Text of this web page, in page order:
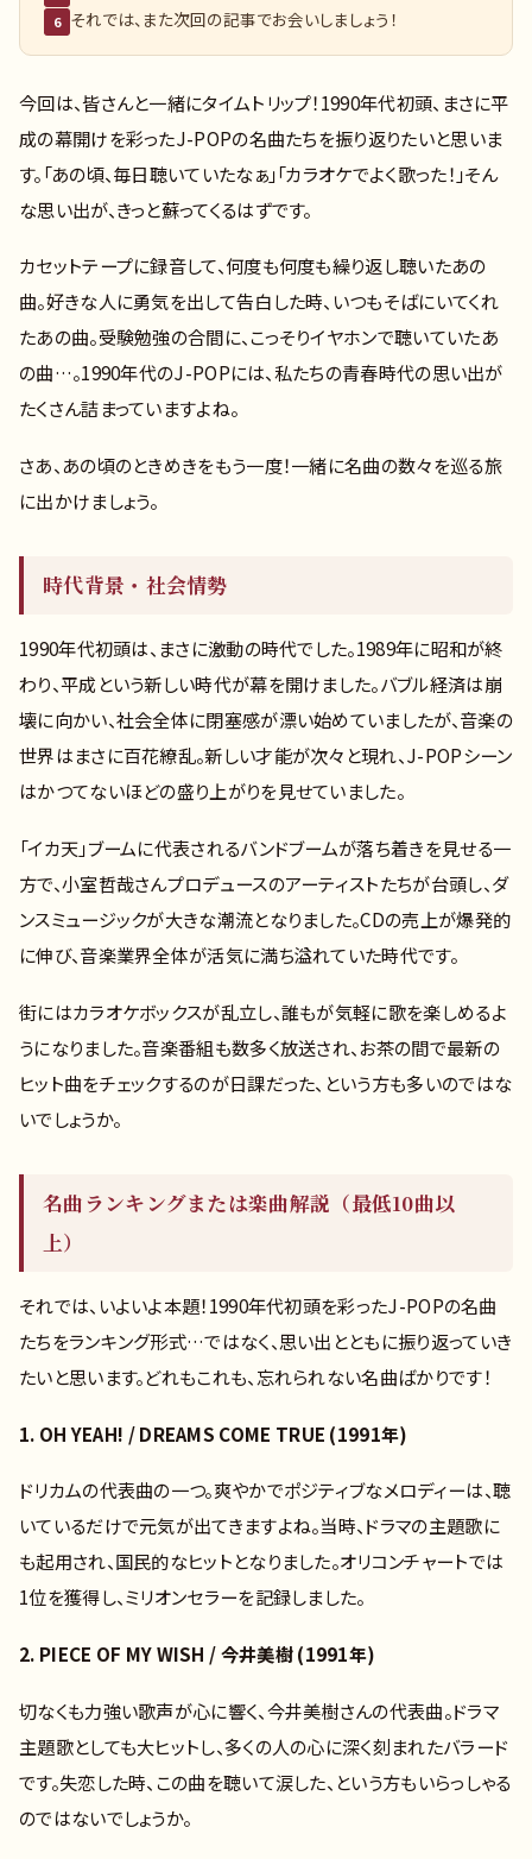
6 それでは、また次回の記事でお会いしましょう！
今回は、皆さんと一緒にタイムトリップ！1990年代初頭、まさに平
成の幕開けを彩ったJ-POPの名曲たちを振り返りたいと思いま
す。「あの頃、毎日聴いていたなぁ」「カラオケでよく歌った！」そん
な思い出が、きっと蘇ってくるはずです。
カセットテープに録音して、何度も何度も繰り返し聴いたあの
曲。好きな人に勇気を出して告白した時、いつもそばにいてくれ
たあの曲。受験勉強の合間に、こっそりイヤホンで聴いていたあ
の曲…。1990年代のJ-POPには、私たちの青春時代の思い出が
たくさん詰まっていますよね。
さあ、あの頃のときめきをもう一度！一緒に名曲の数々を巡る旅
に出かけましょう。
時代背景・社会情勢
1990年代初頭は、まさに激動の時代でした。1989年に昭和が終
わり、平成という新しい時代が幕を開けました。バブル経済は崩
壊に向かい、社会全体に閉塞感が漂い始めていましたが、音楽の
世界はまさに百花繚乱。新しい才能が次々と現れ、J-POPシーン
はかつてないほどの盛り上がりを見せていました。
「イカ天」ブームに代表されるバンドブームが落ち着きを見せる一
方で、小室哲哉さんプロデュースのアーティストたちが台頭し、ダ
ンスミュージックが大きな潮流となりました。CDの売上が爆発的
に伸び、音楽業界全体が活気に満ち溢れていた時代です。
街にはカラオケボックスが乱立し、誰もが気軽に歌を楽しめるよ
うになりました。音楽番組も数多く放送され、お茶の間で最新の
ヒット曲をチェックするのが日課だった、という方も多いのではな
いでしょうか。
名曲ランキングまたは楽曲解説（最低10曲以
上）
それでは、いよいよ本題！1990年代初頭を彩ったJ-POPの名曲
たちをランキング形式…ではなく、思い出とともに振り返っていき
たいと思います。どれもこれも、忘れられない名曲ばかりです！
1. OH YEAH! / DREAMS COME TRUE (1991年)
ドリカムの代表曲の一つ。爽やかでポジティブなメロディーは、聴
いているだけで元気が出てきますよね。当時、ドラマの主題歌に
も起用され、国民的なヒットとなりました。オリコンチャートでは
1位を獲得し、ミリオンセラーを記録しました。
2. PIECE OF MY WISH / 今井美樹 (1991年)
切なくも力強い歌声が心に響く、今井美樹さんの代表曲。ドラマ
主題歌としても大ヒットし、多くの人の心に深く刻まれたバラード
です。失恋した時、この曲を聴いて涙した、という方もいらっしゃる
のではないでしょうか。